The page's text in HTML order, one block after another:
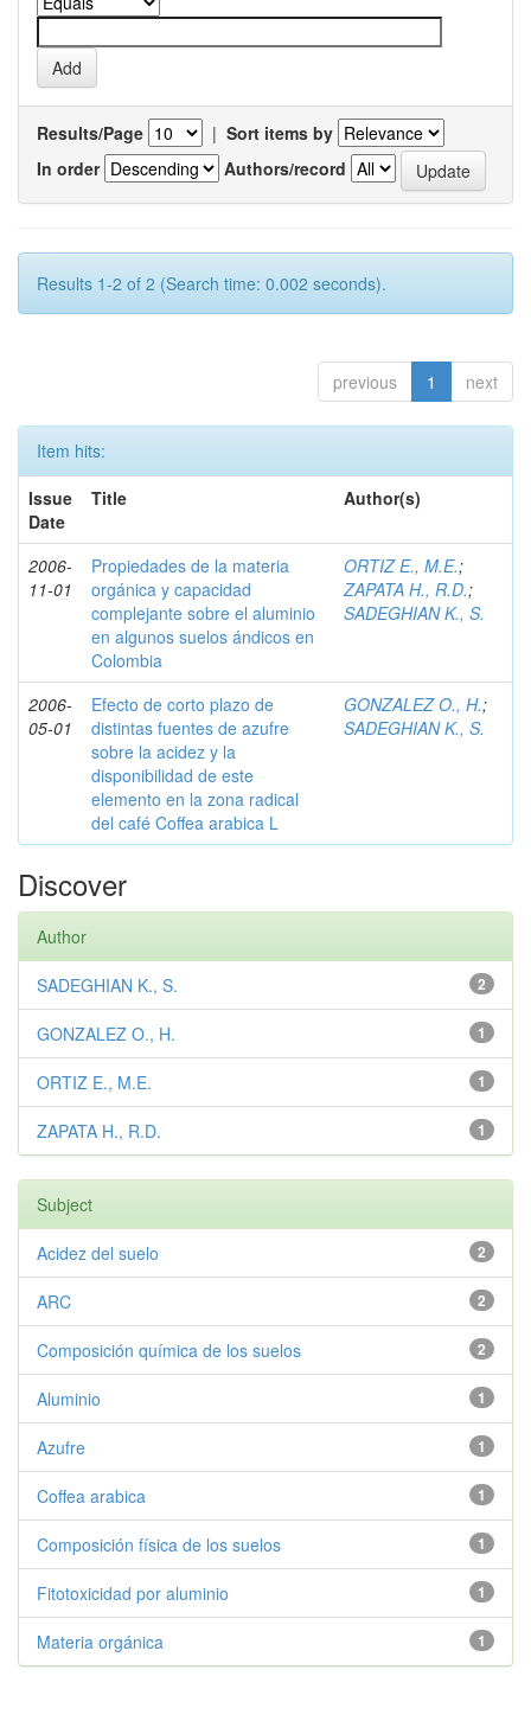
Results/Page | Sort items by
In order
Authors/record
Results 1-2 of 2 (Search time: 0.002 seconds).
previous 1 next
Item hits:
Issue
Date
Title Author(s)
2006-
11-01
Propiedades de la materia
orgánica y capacidad
complejante sobre el aluminio
en algunos suelos ándicos en
Colombia
ORTIZ E., M.E.;
ZAPATA H., R.D.;
SADEGHIAN K., S.
2006-
05-01
Efecto de corto plazo de
distintas fuentes de azufre
sobre la acidez y la
disponibilidad de este
elemento en la zona radical
del café Coffea arabica L
GONZALEZ O., H.;
SADEGHIAN K., S.
Discover
Author
2
SADEGHIAN K., S.
1
GONZALEZ O., H.
1
ORTIZ E., M.E.
1
ZAPATA H., R.D.
Subject
2
Acidez del suelo
2
ARC
2
Composición química de los suelos
1
Aluminio
1
Azufre
1
Coffea arabica
1
Composición física de los suelos
1
Fitotoxicidad por aluminio
1
Materia orgánica